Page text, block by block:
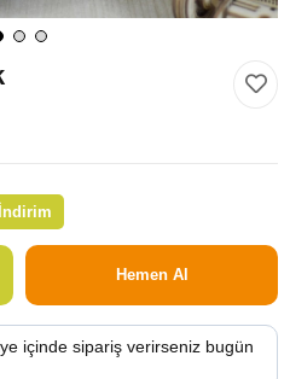
İndirim
içinde sipariş verirseniz bugün